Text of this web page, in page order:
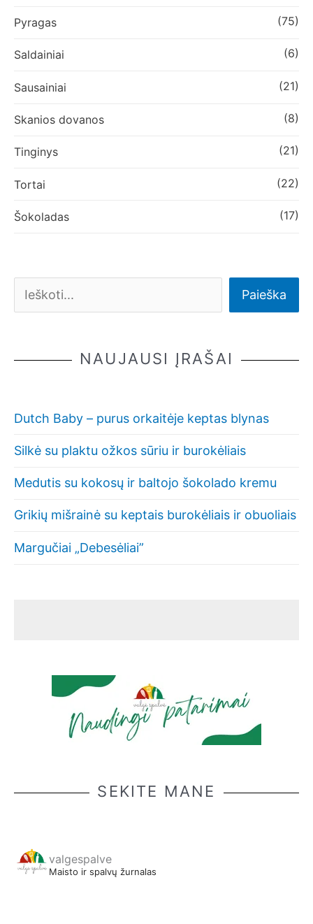
Pyragas (75)
Saldainiai (6)
Sausainiai (21)
Skanios dovanos (8)
Tinginys (21)
Tortai (22)
Šokoladas (17)
Paieška
NAUJAUSI ĮRAŠAI
Dutch Baby – purus orkaitėje keptas blynas
Silkė su plaktu ožkos sūriu ir burokėliais
Medutis su kokosų ir baltojo šokolado kremu
Grikių mišrainė su keptais burokėliais ir obuoliais
Margučiai „Debesėliai”
SEKITE MANE
valgespalve
Maisto ir spalvų žurnalas